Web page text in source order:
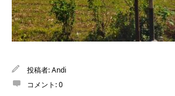
投稿者:Andi
コメント:0